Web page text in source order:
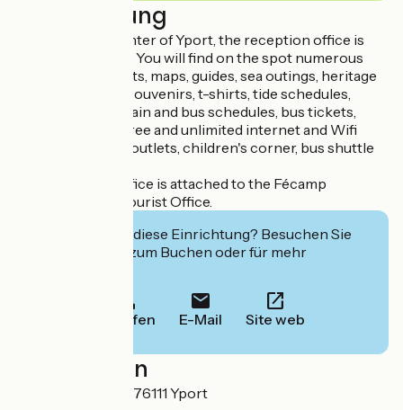
Beschreibung
Located in the center of Yport, the reception office is
open all year long. You will find on the spot numerous
advices, documents, maps, guides, sea outings, heritage
visits, postcards, souvenirs, t-shirts, tide schedules,
fishing permits, train and bus schedules, bus tickets,
luggage lockers, free and unlimited internet and Wifi
access, electrical outlets, children's corner, bus shuttle
This reception office is attached to the Fécamp
Intercommunal Tourist Office.
Interessiert Sie diese Einrichtung? Besuchen Sie
deren Website zum Buchen oder für mehr
Anrufen E-Mail Site web
Localisation
Rue Alfred Nunès 76111 Yport